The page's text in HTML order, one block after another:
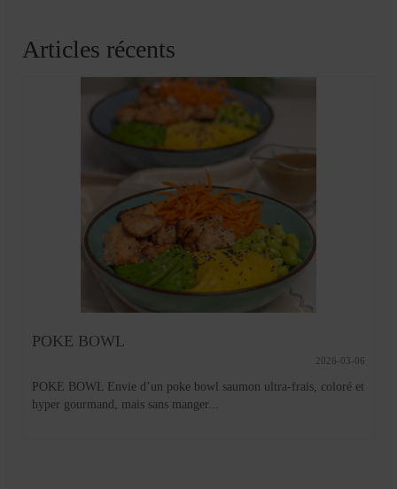
Articles récents
POKE BOWL
2026-03-06
POKE BOWL Envie d’un poke bowl saumon ultra-frais, coloré et
hyper gourmand, mais sans manger...